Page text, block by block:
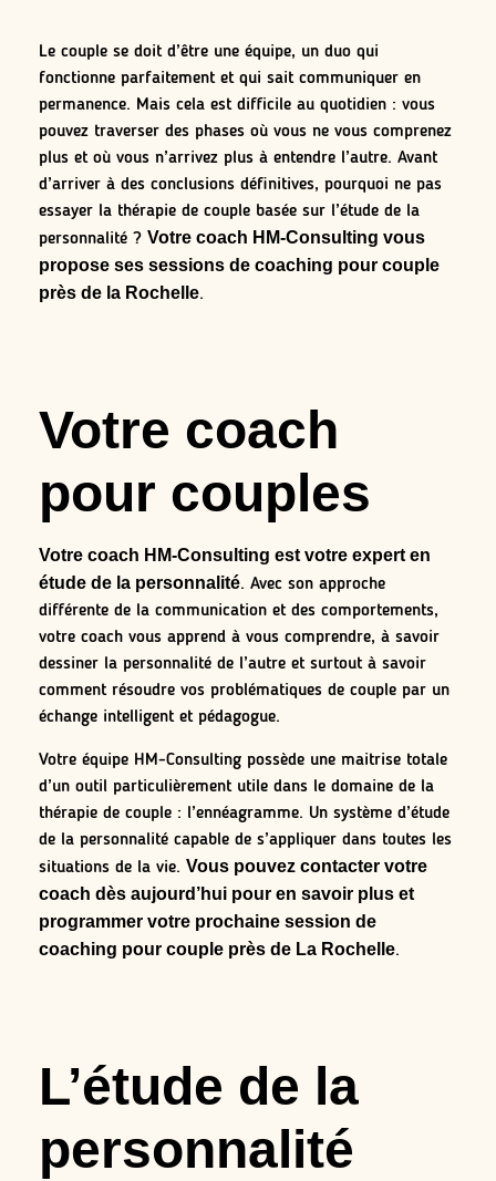
Le couple se doit d’être une équipe, un duo qui
fonctionne parfaitement et qui sait communiquer en
permanence. Mais cela est difficile au quotidien : vous
pouvez traverser des phases où vous ne vous comprenez
plus et où vous n’arrivez plus à entendre l’autre. Avant
d’arriver à des conclusions définitives, pourquoi ne pas
essayer la thérapie de couple basée sur l’étude de la
personnalité ? Votre coach HM-Consulting vous
propose ses sessions de coaching pour couple
près de la Rochelle.
Votre coach
pour couples
Votre coach HM-Consulting est votre expert en
étude de la personnalité. Avec son approche
différente de la communication et des comportements,
votre coach vous apprend à vous comprendre, à savoir
dessiner la personnalité de l’autre et surtout à savoir
comment résoudre vos problématiques de couple par un
échange intelligent et pédagogue.
Votre équipe HM-Consulting possède une maitrise totale
d’un outil particulièrement utile dans le domaine de la
thérapie de couple : l’ennéagramme. Un système d’étude
de la personnalité capable de s’appliquer dans toutes les
situations de la vie. Vous pouvez contacter votre
coach dès aujourd’hui pour en savoir plus et
programmer votre prochaine session de
coaching pour couple près de La Rochelle.
L’étude de la
personnalité